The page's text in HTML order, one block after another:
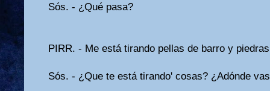
Sós. - ¿Qué pasa?
PIRR. - Me está tirando pellas de barro y
Sós. - ¿Que te está tirando' cosas? ¿Adónde